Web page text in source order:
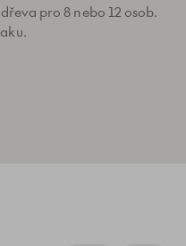
pro 8 nebo 12 osob.